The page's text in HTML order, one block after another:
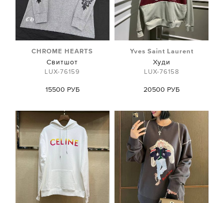
CHROME HEARTS
Свитшот
LUX-76159
15500 РУБ
Yves Saint Laurent
Худи
LUX-76158
20500 РУБ